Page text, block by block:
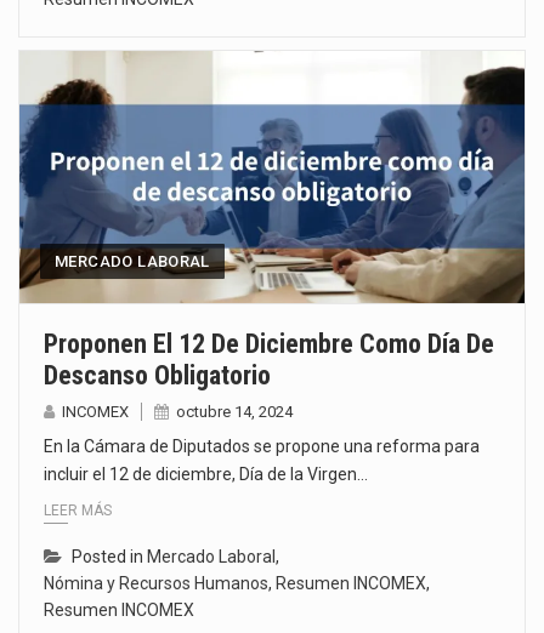
MERCADO LABORAL
Proponen El 12 De Diciembre Como Día De
Descanso Obligatorio
INCOMEX octubre 14, 2024
En la Cámara de Diputados se propone una reforma para
incluir el 12 de diciembre, Día de la Virgen…
LEER MÁS
Posted in Mercado Laboral ,
Nómina y Recursos Humanos, Resumen INCOMEX,
Resumen INCOMEX